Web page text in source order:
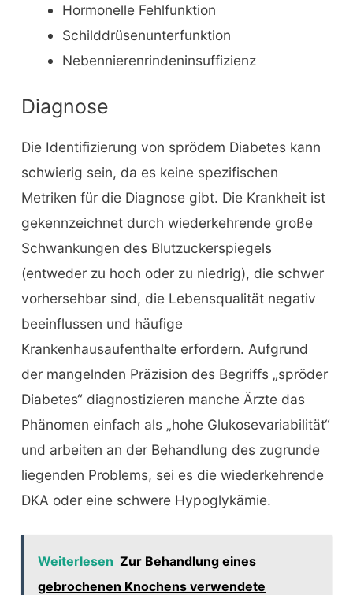
Hormonelle Fehlfunktion
Schilddrüsenunterfunktion
Nebennierenrindeninsuffizienz
Diagnose
Die Identifizierung von sprödem Diabetes kann
schwierig sein, da es keine spezifischen
Metriken für die Diagnose gibt. Die Krankheit ist
gekennzeichnet durch wiederkehrende große
Schwankungen des Blutzuckerspiegels
(entweder zu hoch oder zu niedrig), die schwer
vorhersehbar sind, die Lebensqualität negativ
beeinflussen und häufige
Krankenhausaufenthalte erfordern. Aufgrund
der mangelnden Präzision des Begriffs „spröder
Diabetes“ diagnostizieren manche Ärzte das
Phänomen einfach als „hohe Glukosevariabilität“
und arbeiten an der Behandlung des zugrunde
liegenden Problems, sei es die wiederkehrende
DKA oder eine schwere Hypoglykämie.
Weiterlesen Zur Behandlung eines
gebrochenen Knochens verwendete